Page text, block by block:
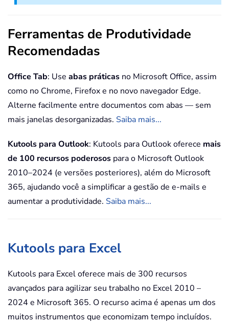
Ferramentas de Produtividade
Recomendadas
Office Tab: Use abas práticas no Microsoft Office, assim
como no Chrome, Firefox e no novo navegador Edge.
Alterne facilmente entre documentos com abas — sem
mais janelas desorganizadas. Saiba mais...
Kutools para Outlook: Kutools para Outlook oferece mais
de 100 recursos poderosos para o Microsoft Outlook
2010–2024 (e versões posteriores), além do Microsoft
365, ajudando você a simplificar a gestão de e-mails e
aumentar a produtividade. Saiba mais...
Kutools para Excel
Kutools para Excel oferece mais de 300 recursos
avançados para agilizar seu trabalho no Excel 2010 –
2024 e Microsoft 365. O recurso acima é apenas um dos
muitos instrumentos que economizam tempo incluídos.